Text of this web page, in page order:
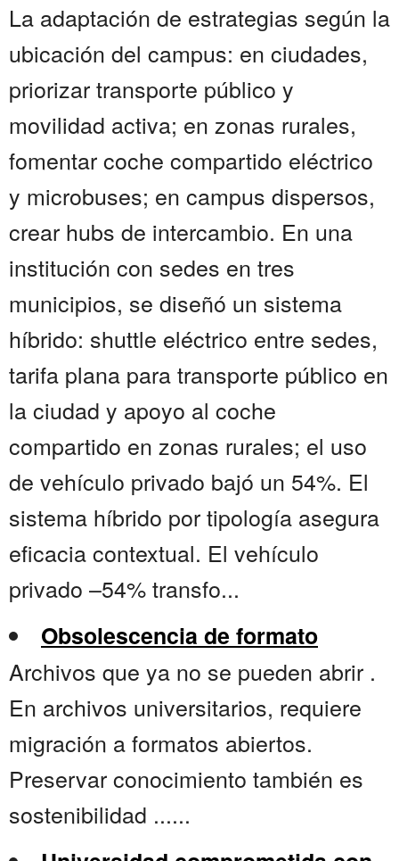
La adaptación de estrategias según la
ubicación del campus: en ciudades,
priorizar transporte público y
movilidad activa; en zonas rurales,
fomentar coche compartido eléctrico
y microbuses; en campus dispersos,
crear hubs de intercambio. En una
institución con sedes en tres
municipios, se diseñó un sistema
híbrido: shuttle eléctrico entre sedes,
tarifa plana para transporte público en
la ciudad y apoyo al coche
compartido en zonas rurales; el uso
de vehículo privado bajó un 54%. El
sistema híbrido por tipología asegura
eficacia contextual. El vehículo
privado –54% transfo...
Obsolescencia de formato
Archivos que ya no se pueden abrir .
En archivos universitarios, requiere
migración a formatos abiertos.
Preservar conocimiento también es
sostenibilidad ......